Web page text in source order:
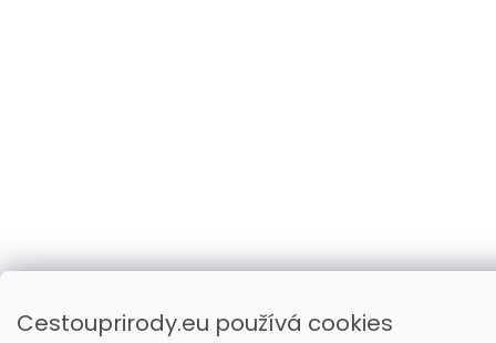
Cestouprirody.eu používá cookies